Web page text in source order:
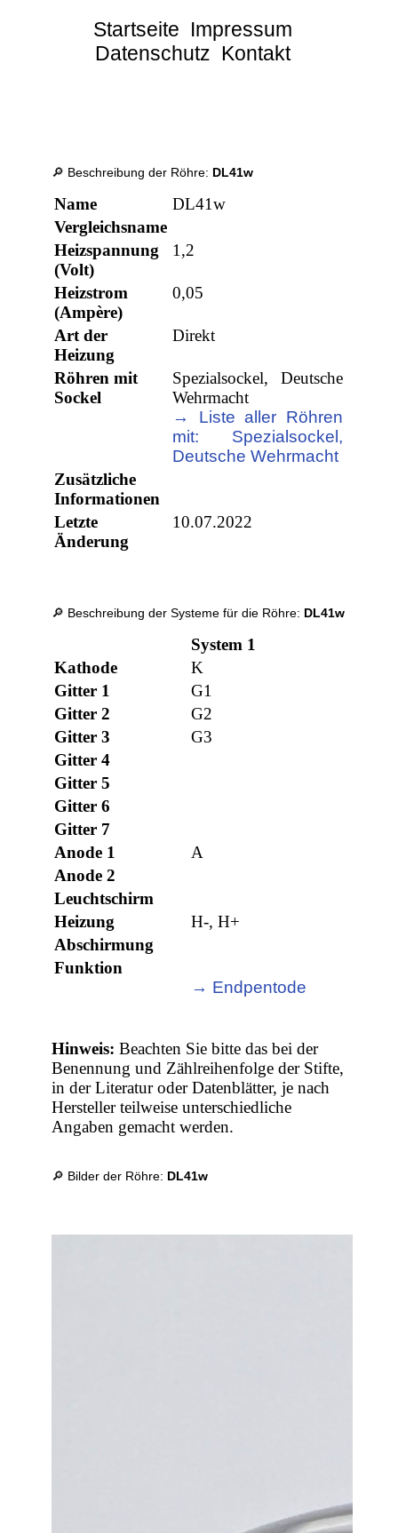
Startseite Impressum
Datenschutz Kontakt
🔎 Beschreibung der Röhre: DL41w
Name
DL41w
Vergleichsname
Heizspannung
(Volt)
1,2
Heizstrom
(Ampère)
0,05
Art der
Heizung
Direkt
Röhren mit
Sockel
Spezialsockel, Deutsche
Wehrmacht
→ Liste aller Röhren
mit: Spezialsockel,
Deutsche Wehrmacht
Zusätzliche
Informationen
Letzte
Änderung
10.07.2022
🔎 Beschreibung der Systeme für die Röhre: DL41w
System 1
Kathode
K
Gitter 1
G1
Gitter 2
G2
Gitter 3
G3
Gitter 4
Gitter 5
Gitter 6
Gitter 7
Anode 1
A
Anode 2
Leuchtschirm
Heizung
H-, H+
Abschirmung
Funktion
→ Endpentode
Hinweis: Beachten Sie bitte das bei der
Benennung und Zählreihenfolge der Stifte,
in der Literatur oder Datenblätter, je nach
Hersteller teilweise unterschiedliche
Angaben gemacht werden.
🔎 Bilder der Röhre: DL41w